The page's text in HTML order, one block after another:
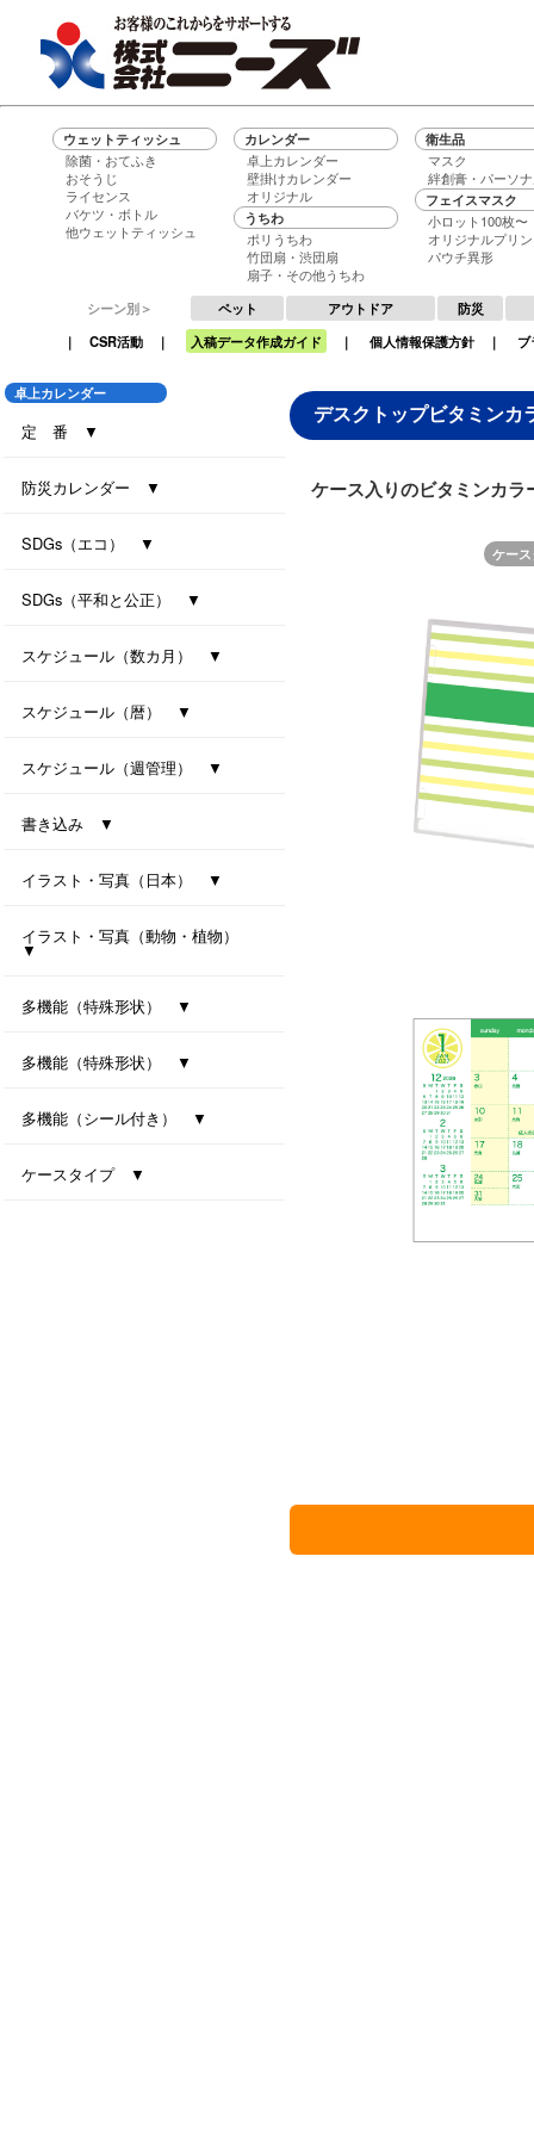
ウェットティッシュ
除菌・おてふき
おそうじ
ライセンス
バケツ・ボトル
他ウェットティッシュ
カレンダー
卓上カレンダー
壁掛けカレンダー
オリジナル
うちわ
ポリうちわ
竹団扇・渋団扇
扇子・その他うちわ
衛生品
マスク
絆創膏・パーソ
フェイスマスク
小ロット100枚〜
オリジナルプリ
パウチ異形
シーン別＞ ペット アウトドア
防災
｜ CSR活動 ｜ 入稿データ作成ガイド ｜ 個人情報保護方針 ｜
卓上カレンダー
定 番 ▼
セブンデイズセブンカラーズ（大）
セブンデイズセブンカラーズ（小）
エコグリーン（大）
エコ ブラウン（大）
エコ ブラウン（小）
セブンデイズセブンカラーズ（eco7）
インデックス・セブンカラーズ (All eco)
インデックス・セブンカラーズ
防災カレンダー ▼
SDGs（エコ） ▼
ｾﾊﾟﾚｰﾄ・ﾂｰﾏﾝｽ・7ｶﾗｰｽﾞ(All eco)
シンプル・セブンカラーズ (All eco)
種付き卓上カレンダー(ﾊﾞｼﾞﾙ)
種付き卓上カレンダー(ｸﾛｰﾊﾞｰ)
SDGs（平和と公正） ▼
卓上カレンダー Orizuru-smart-
スケジュール（数カ月） ▼
オールウェイズ･3マンス･7カラーズ
干支カレンダー（午）(All eco)
スリーマンスセブンカラーズ
スケジュール（暦） ▼
シンプルデイス（六曜なし）
スケジュール（週管理） ▼
月の満ち欠けと潮回り
インデックス・モノクロ
マンデースタート ビジネス
卓上シックスウィークス
書き込み ▼
ワークライフ・セブンカラーズ
卓上プラリングカレンダー（小）
卓上プラリングカレンダー（大）
イラスト・写真（日本） ▼
東海道五拾三次（週めくり）
卓上ｼﾞｬﾊﾟﾝｶﾗｰｲﾝﾃﾞｯｸｽ
イラスト・写真（動物・植物）
▼
ボタニカル 2027
ラブリーフレンズ（犬・猫）
カノン（花音）
多機能（特殊形状） ▼
オクルンダー・セブンカラーズ
ナチュラルメモルダー
卓上メモルダー
多機能（特殊形状） ▼
型抜き卓上カレンダー（干支）
MiniMini卓上カレンダー
多機能（シール付き） ▼
ケースタイプ ▼
デスクトップビタミンカ
ケース入りのビタミンカラ
ケー